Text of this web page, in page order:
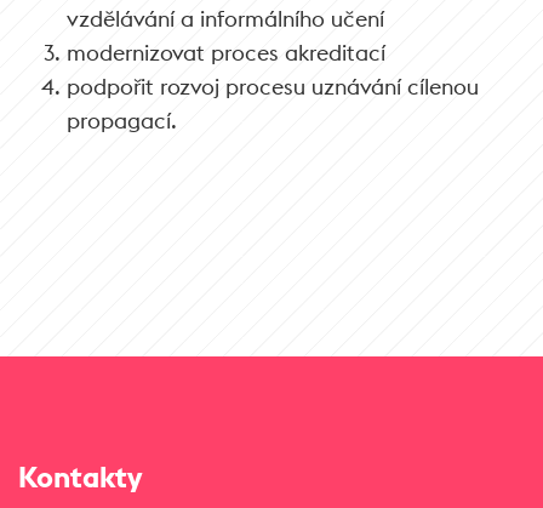
vzdělávání a informálního učení
modernizovat proces akreditací
podpořit rozvoj procesu uznávání cílenou
propagací.
Kontakty